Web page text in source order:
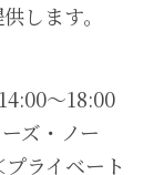
します。
～18:00
ズ・ノー
ライベート